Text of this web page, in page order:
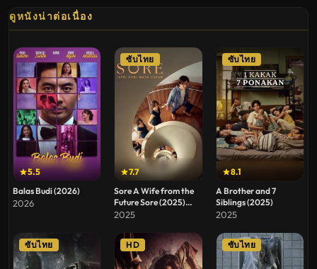
ดูหนังน่าต่อเนื่อง
5.5
Balas Budi (2026)
2026
7.7
ซับไทย
Sore A Wife from the
Future Sore (2025)
ภรรยาจากอนาคต
2025
8.1
ซับไทย
A Brother and 7
Siblings (2025)
2025
ซับไทย HD ซับไทย